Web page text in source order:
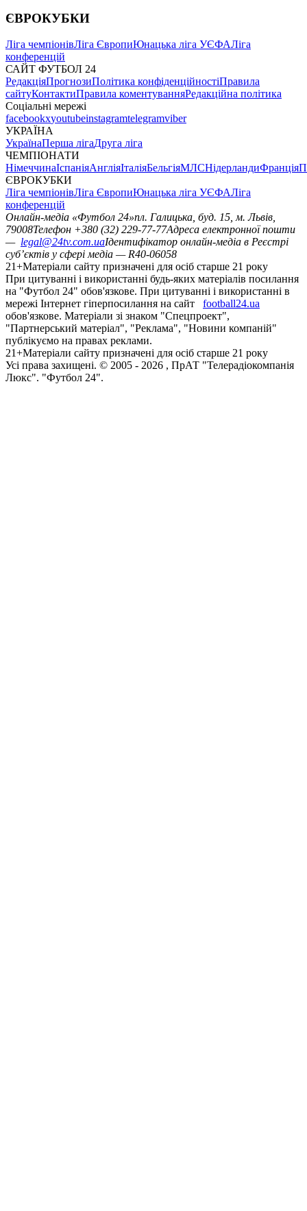
ЄВРОКУБКИ
Ліга чемпіонівЛіга ЄвропиЮнацька ліга УЄФАЛіга
конференцій
САЙТ ФУТБОЛ 24
РедакціяПрогнозиПолітика конфіденційностіПравила
сайтуКонтактиПравила коментуванняРедакційна політика
Соціальні мережі
facebookxyoutubeinstagramtelegramviber
УКРАЇНА
УкраїнаПерша лігаДруга ліга
ЧЕМПІОНАТИ
НімеччинаІспаніяАнгліяІталіяБельгіяМЛСНідерландиФранція
ЄВРОКУБКИ
Ліга чемпіонівЛіга ЄвропиЮнацька ліга УЄФАЛіга
конференцій
Онлайн-медіа «Футбол 24»пл. Галицька, буд. 15, м. Львів,
79008Телефон +380 (32) 229-77-77Адреса електронної пошти
— legal@24tv.com.uaІдентифікатор онлайн-медіа в Реєстрі
суб’єктів у сфері медіа — R40-06058
21+Матеріали сайту призначені для осіб старше 21 року
При цитуванні і використанні будь-яких матеріалів посилання
на "Футбол 24" обов'язкове. При цитуванні і використанні в
мережі Інтернет гіперпосилання на сайт
football24.ua
обов'язкове. Матеріали зі знаком "Спецпроект",
"Партнерський матеріал", "Реклама", "Новини компаній"
публікуємо на правах реклами.
21+Матеріали сайту призначені для осіб старше 21 року
Усi права захищенi. © 2005 - 2026 , ПрАТ "Телерадіокомпанія
Люкс". "Футбол 24".